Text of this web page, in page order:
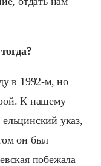
в 1992-м, но
К нашему
указ,
он был
побежала